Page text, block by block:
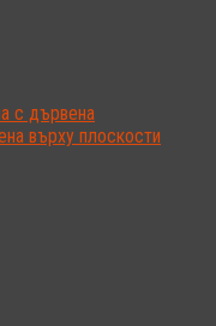
с дървена
върху плоскости